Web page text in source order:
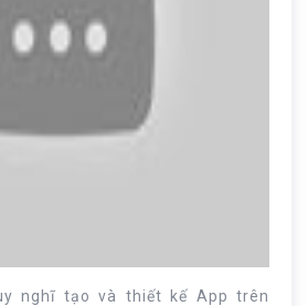
nghĩ tạo và thiết kế App trên